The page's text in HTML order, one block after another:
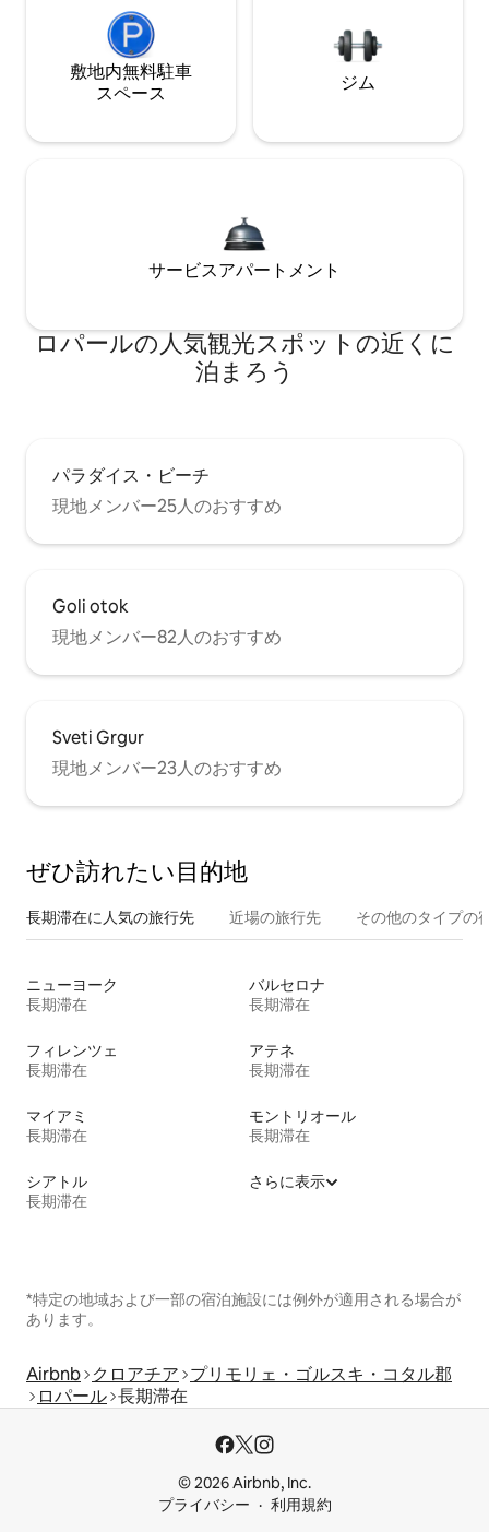
敷地内無料駐⁠車
ス⁠ペ⁠ー⁠ス
ジム
サービスアパートメント
ロパールの人気観光スポットの近くに
泊まろう
パラダイス・ビーチ
現地メンバー25人のおすすめ
Goli otok
現地メンバー82人のおすすめ
Sveti Grgur
現地メンバー23人のおすすめ
ぜひ訪⁠れ⁠た⁠い目⁠的⁠地
長期滞在に人気の旅行先 近場の旅行先 その他のタ⁠イ⁠プ⁠の
ニューヨーク
長期滞在
バルセロナ
長期滞在
フィレンツェ
長期滞在
アテネ
長期滞在
マイアミ
長期滞在
モントリオール
長期滞在
シアトル
長期滞在
さらに表示
*特定の地域および一部の宿泊施設には例外が適用される場合が
あります。
Airbnb クロアチア プリモリェ・ゴルスキ・コタル郡
ロパール 長期滞在
© 2026 Airbnb, Inc.
プライバシー
利用規約